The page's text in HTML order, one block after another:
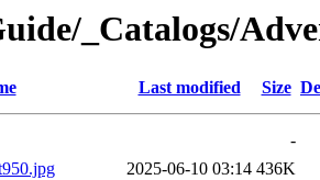
_Catalogs/
Last modified Size
-
2025-06-10 03:14 436K